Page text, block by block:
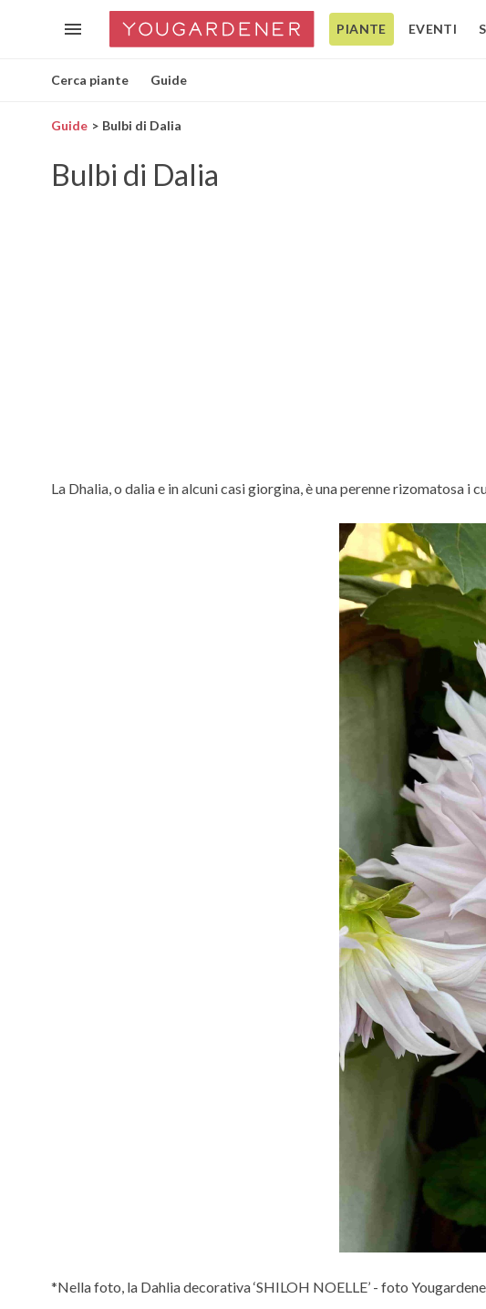
PIANTE EVENTI
Cerca piante Guide
Guide Bulbi di Dalia
Bulbi di Dalia
La Dhalia, o dalia e in alcuni casi giorgina, è una perenne rizomatosa
*Nella foto, la Dahlia decorativa ‘SHILOH NOELLE’ - foto